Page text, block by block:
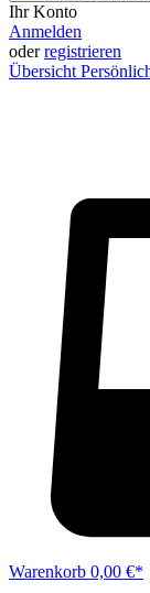
Ihr Konto
Anmelden
oderregistrieren
Übersicht
Warenkorb 0,00 €*